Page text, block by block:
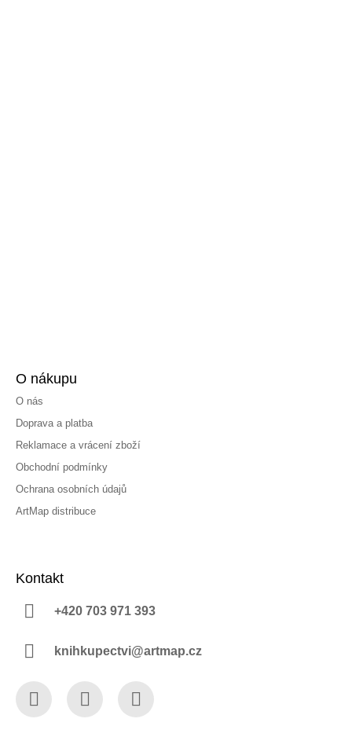
O nákupu
O nás
Doprava a platba
Reklamace a vrácení zboží
Obchodní podmínky
Ochrana osobních údajů
ArtMap distribuce
Kontakt
+420 703 971 393
knihkupectvi@artmap.cz